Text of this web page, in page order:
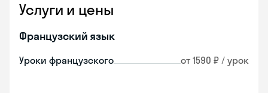
Услуги и цены
Французский язык
Уроки французского от 1590 ₽ / урок